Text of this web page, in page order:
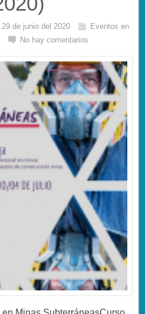
29 de junio del 2020
Eventos en
No hay comentarios